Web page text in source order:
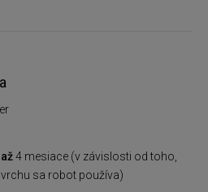
4 mesiace (v závislosti od toho,
sa robot používa)